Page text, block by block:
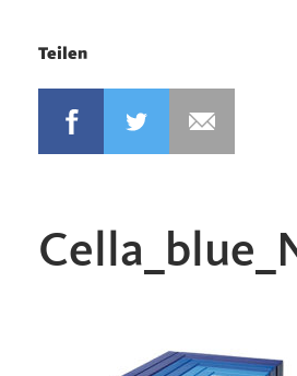
Teilen